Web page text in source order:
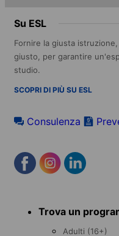
Su ESL
Fornire la giusta
giusto, per garantire
studio.
SCOPRI DI PIÙ SU ESL
Consulenza
menuTrova un
Adulti (16+)